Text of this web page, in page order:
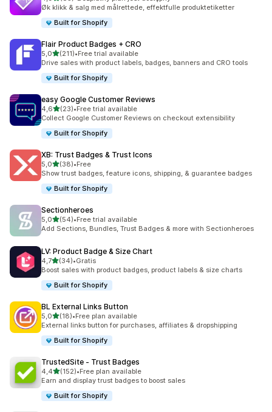
Łączna liczba recenzji: 85
Øk klikk & salg med målrettede, effektfulle produktetiketter
Built for Shopify
Flair Product Badges + CRO
5,0na 5 gwiazdek
(211)
Łączna liczba recenzji: 211
•Free trial available
Drive sales with product labels, badges, banners and CRO tools
Built for Shopify
easy Google Customer Reviews
4,6na 5 gwiazdek
(23)
Łączna liczba recenzji: 23
•Free trial available
Collect Google Customer Reviews on checkout extensibility
Built for Shopify
XB: Trust Badges & Trust Icons
5,0na 5 gwiazdek
(38)
Łączna liczba recenzji: 38
•Free
Show trust badges, feature icons, shipping, & guarantee badges
Built for Shopify
Sectionheroes
5,0na 5 gwiazdek
(54)
Łączna liczba recenzji: 54
•Free trial available
Add Sections, Bundles, Trust Badges & more with Sectionheroes
LV: Product Badge & Size Chart
4,7na 5 gwiazdek
(34)
Łączna liczba recenzji: 34
•Gratis
Boost sales with product badges, product labels & size charts
Built for Shopify
BL External Links Button
5,0na 5 gwiazdek
(18)
Łączna liczba recenzji: 18
•Free plan available
External links button for purchases, affiliates & dropshipping
Built for Shopify
TrustedSite ‑ Trust Badges
4,4na 5 gwiazdek
(152)
Łączna liczba recenzji: 152
•Free plan available
Earn and display trust badges to boost sales
Built for Shopify